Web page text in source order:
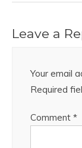
Leave a
Your email
Required
Comment *